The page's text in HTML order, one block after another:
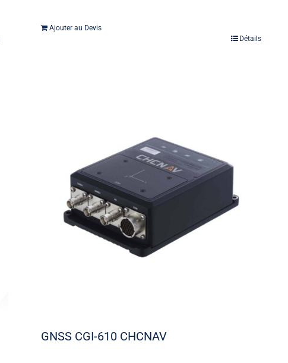
Ajouter au Devis
Détails
GNSS CGI-610 CHCNAV